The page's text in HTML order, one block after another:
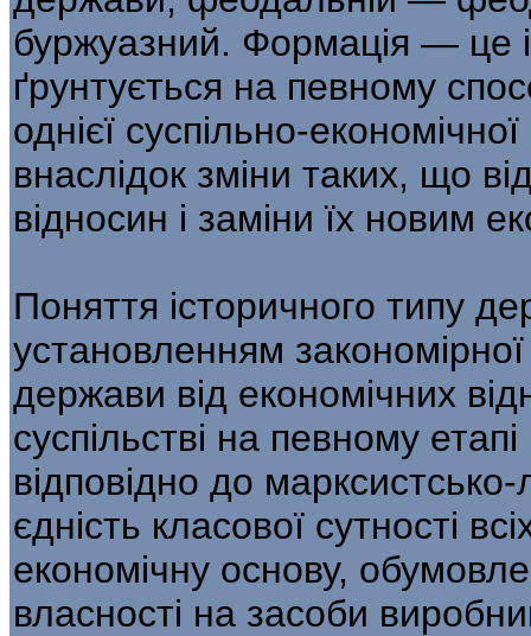
буржуазний. Формація — це
ґрунтується на певному
однієї суспільно-
внаслідок зміни таких, що
відносин і заміни їх новим
Поняття історичного типу
установленням закономірної
держави від економічних
суспільстві на певному
відповідно до марксистсько-
єдність класової сутності
економічну основу,
власності на засоби